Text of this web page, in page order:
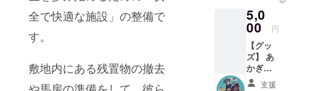
全で快適な施設」の整備で
す。
敷地内にある残置物の撤去
5,0
00 円
【グッ
ズ】 あ
かぎ森
の王国
支援